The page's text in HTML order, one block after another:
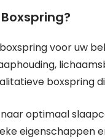
voor uw
boxspring
optimaal
eigenschappen